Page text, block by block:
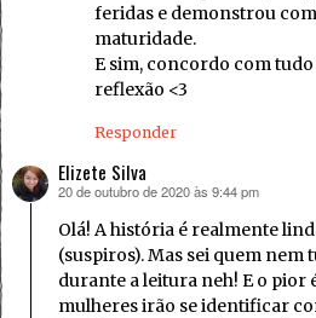
feridas e demonstrou
maturidade.
E sim, concordo com
reflexão <3
Responder
Elizete Silva
disse:
20 de outubro de 2020 às 9:44 pm
Olá! A história é realmente
(suspiros). Mas sei quem nem
durante a leitura neh! E o pior
mulheres irão se identificar